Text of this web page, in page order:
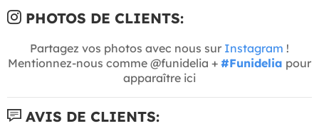
PHOTOS DE CLIENTS:
Partagez vos photos avec nous sur Instagram !
Mentionnez-nous comme @funidelia + #Funidelia pour
apparaître ici
AVIS DE CLIENTS: